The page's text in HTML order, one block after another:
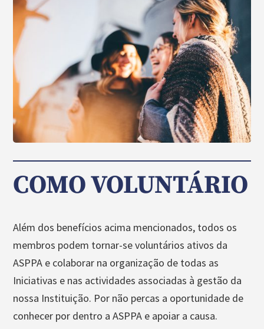
COMO VOLUNTÁRIO
Além dos benefícios acima mencionados, todos os
membros podem tornar-se voluntários ativos da
ASPPA e colaborar na organização de todas as
Iniciativas e nas actividades associadas à gestão da
nossa Instituição. Por não percas a oportunidade de
conhecer por dentro a ASPPA e apoiar a causa.